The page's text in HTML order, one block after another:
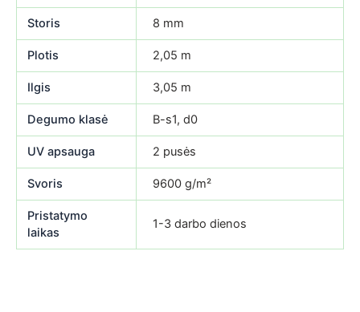
Storis 8 mm
Plotis 2,05 m
Ilgis 3,05 m
Degumo klasė B-s1, d0
UV apsauga 2 pusės
Svoris 9600 g/m²
Pristatymo
laikas
1-3 darbo dienos